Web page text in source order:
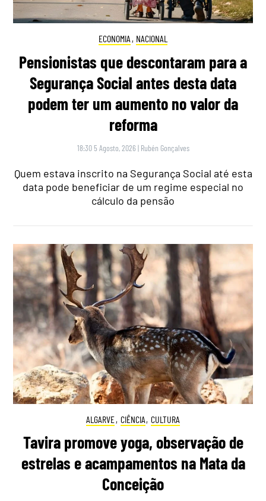
ECONOMIA , NACIONAL
Pensionistas que descontaram para a
Segurança Social antes desta data
podem ter um aumento no valor da
reforma
18:30 5 Agosto, 2026 | Rubén Gonçalves
Quem estava inscrito na Segurança Social até esta
data pode beneficiar de um regime especial no
cálculo da pensão
ALGARVE, CIÊNCIA, CULTURA
Tavira promove yoga, observação de
estrelas e acampamentos na Mata da
Conceição